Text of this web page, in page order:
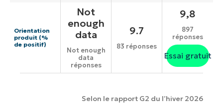
Orientation
produit (%
de positif)
Not
enough
data
Not enough
data
réponses
9.7
83 réponses
9,8
897
réponses
Essai gratuit
Selon le rapport G2 du l’hiver 2026